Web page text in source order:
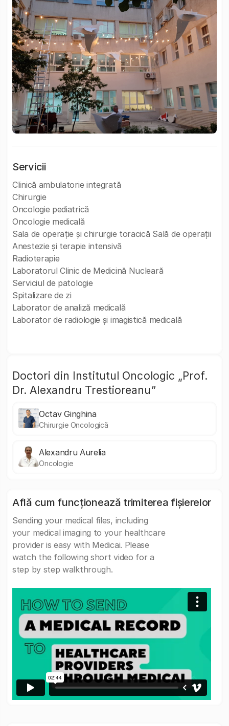
Servicii
Clinică ambulatorie integrată
Chirurgie
Oncologie pediatrică
Oncologie medicală
Sala de operație și chirurgie toracică Sală de operații
Anestezie și terapie intensivă
Radioterapie
Laboratorul Clinic de Medicină Nucleară
Serviciul de patologie
Spitalizare de zi
Laborator de analiză medicală
Laborator de radiologie și imagistică medicală
Doctori din Institutul Oncologic „Prof.
Dr. Alexandru Trestioreanu”
Octav Ginghina
Chirurgie Oncologică
Alexandru Aurelia
Oncologie
Află cum funcționează trimiterea fișierelor
Sending your medical files, including
your medical imaging to your healthcare
provider is easy with Medicai. Please
watch the following short video for a
step by step walkthrough.